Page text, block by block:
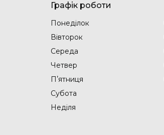
Графік роботи
Понеділок
Вівторок
Середа
Четвер
Пʼятниця
Субота
Неділя